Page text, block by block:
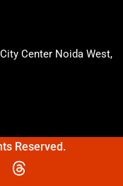
Center Noida West,
Reserved.